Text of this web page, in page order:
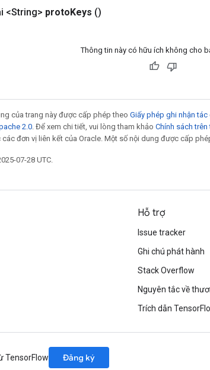
<String> protoKeys ()
Thông tin này có hữu ích không cho
của trang này được cấp phép theo Giấy phép ghi nhận
2.0 . Để xem chi tiết, vui lòng tham khảo Chính sách
đơn vị liên kết của Oracle. Một số nội dung được cấp
07-28 UTC.
Hỗ trợ
Issue tracker
Ghi chú phát hành
Stack Overflow
Nguyên tắc về
Trích dẫn
TensorFlow Đăng ký